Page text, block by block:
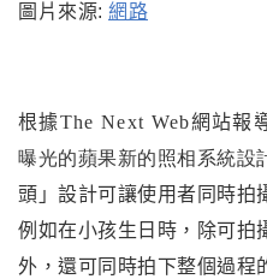
圖片來源: 網路
根據The Next Web網站報
曝光的蘋果新的照相系統設
頭」設計可讓使用者同時拍
例如在小孩生日時，除可拍
外，還可同時拍下整個過程